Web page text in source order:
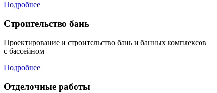
Подробнее
Строительство бань
Проектирование и строительство бань и банных комплексов
с бассейном
Подробнее
Отделочные работы